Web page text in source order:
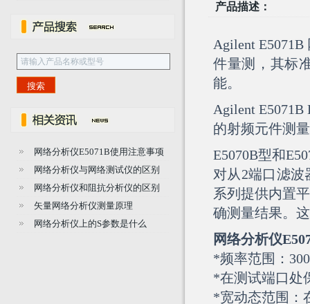
网络分析仪E5071B使用注意事项
网络分析仪与网络测试仪的区别
网络分析仪和阻抗分析仪的区别
矢量网络分析仪测量原理
网络分析仪上的S参数是什么
产品描述：
Agilent E5071B
件量测，其标
能。
Agilent
的射频元件测
E5070B型和
对从2端口滤
系列提供内置
确测量结果。
网络分析仪
*频率范围：
*在测试端口处
*宽动态范围：